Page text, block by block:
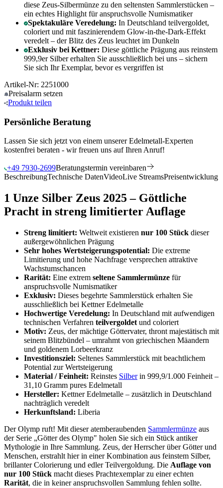
diese Zeus-Silbermünze zu den seltensten Sammlerstücken –
ein echtes Highlight für anspruchsvolle Numismatiker
Spektakuläre Veredelung: In Deutschland teilvergoldet,
coloriert und mit faszinierendem Glow-in-the-Dark-Effekt
veredelt – der Blitz des Zeus leuchtet im Dunkeln
Exklusiv bei Kettner: Diese göttliche Prägung aus reinstem
999,9er Silber erhalten Sie ausschließlich bei uns – sichern
Sie sich Ihr Exemplar, bevor es vergriffen ist
Artikel-Nr: 2251000
Preisalarm setzen
Produkt teilen
Persönliche Beratung
Lassen Sie sich jetzt von einem unserer Edelmetall-Experten
kostenfrei beraten - wir freuen uns auf Ihren Anruf!
+49 7930-2699Beratungstermin vereinbaren
BeschreibungTechnische DatenVideoLive StreamsPreisentwicklung
1 Unze Silber Zeus 2025 – Göttliche
Pracht in streng limitierter Auflage
Streng limitiert: Weltweit existieren nur 100 Stück dieser
außergewöhnlichen Prägung
Sehr hohes Wertsteigerungspotential: Die extreme
Limitierung und hohe Nachfrage versprechen attraktive
Wachstumschancen
Rarität: Eine extrem seltene Sammlermünze für
anspruchsvolle Numismatiker
Exklusiv: Dieses begehrte Sammlerstück erhalten Sie
ausschließlich bei Kettner Edelmetalle
Hochwertige Veredelung: In Deutschland mit aufwendigen
technischen Verfahren teilvergoldet und coloriert
Motiv: Zeus, der mächtige Göttervater, thront majestätisch mit
seinem Blitzbündel – umrahmt von griechischen Mäandern
und goldenem Lorbeerkranz
Investitionsziel: Seltenes Sammlerstück mit beachtlichem
Potential zur Wertsteigerung
Material / Feinheit: Reinstes Silberin 999,9/1.000 Feinheit –
31,10 Gramm pures Edelmetall
Hersteller: Kettner Edelmetalle – zusätzlich in Deutschland
nachträglich veredelt
Herkunftsland: Liberia
Der Olymp ruft! Mit dieser atemberaubenden Sammlermünze aus
der Serie „Götter des Olymp" holen Sie sich ein Stück antiker
Mythologie in Ihre Sammlung. Zeus, der Herrscher über Götter und
Menschen, erstrahlt hier in einer Kombination aus feinstem Silber,
brillanter Colorierung und edler Teilvergoldung. Die Auflage von
nur 100 Stück macht dieses Prachtexemplar zu einer echten
Rarität, die in keiner anspruchsvollen Sammlung fehlen sollte.